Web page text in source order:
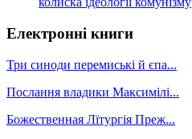
Електронні книги
Три синоди перемиські й єпа...
Послання владики Максимілі...
Божественная Лїтургія Преж...